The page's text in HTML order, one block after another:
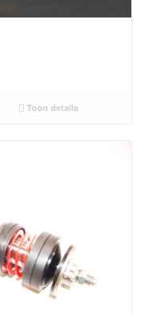
Toon details